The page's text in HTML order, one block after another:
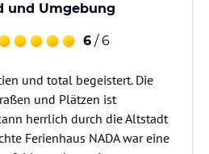
und Umgebung
6 / 6
und total begeistert. Die
und Plätzen ist
herrlich durch die Altstadt
Ferienhaus NADA war eine